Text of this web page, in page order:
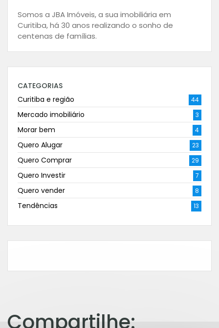
Somos a JBA Imóveis, a sua imobiliária em
Curitiba, há 30 anos realizando o sonho de
centenas de famílias.
CATEGORIAS
Curitiba e região
44
Mercado imobiliário 3
Morar bem 4
Quero Alugar 23
Quero Comprar 29
Quero Investir 7
Quero vender 8
Tendências 13
Compartilhe: